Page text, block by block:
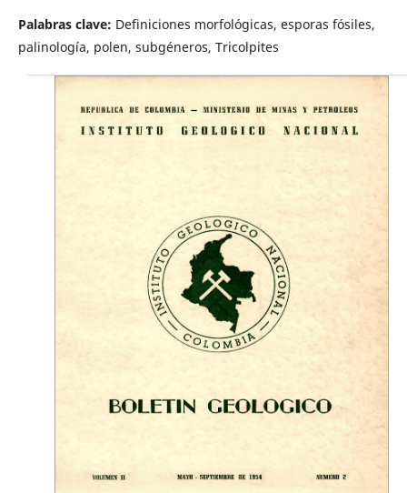
Palabras clave: Definiciones morfológicas, esporas fósiles,
palinología, polen, subgéneros, Tricolpites